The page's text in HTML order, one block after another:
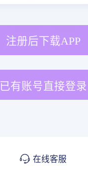
注册后下载APP
已有账号直接登录
在线客服